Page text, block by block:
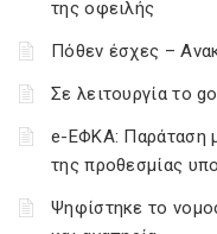
της οφειλής
Πόθεν έσχες –
Σε λειτουργία το
e-ΕΦΚΑ: Παράταση
της προθεσμίας
Ψηφίστηκε το